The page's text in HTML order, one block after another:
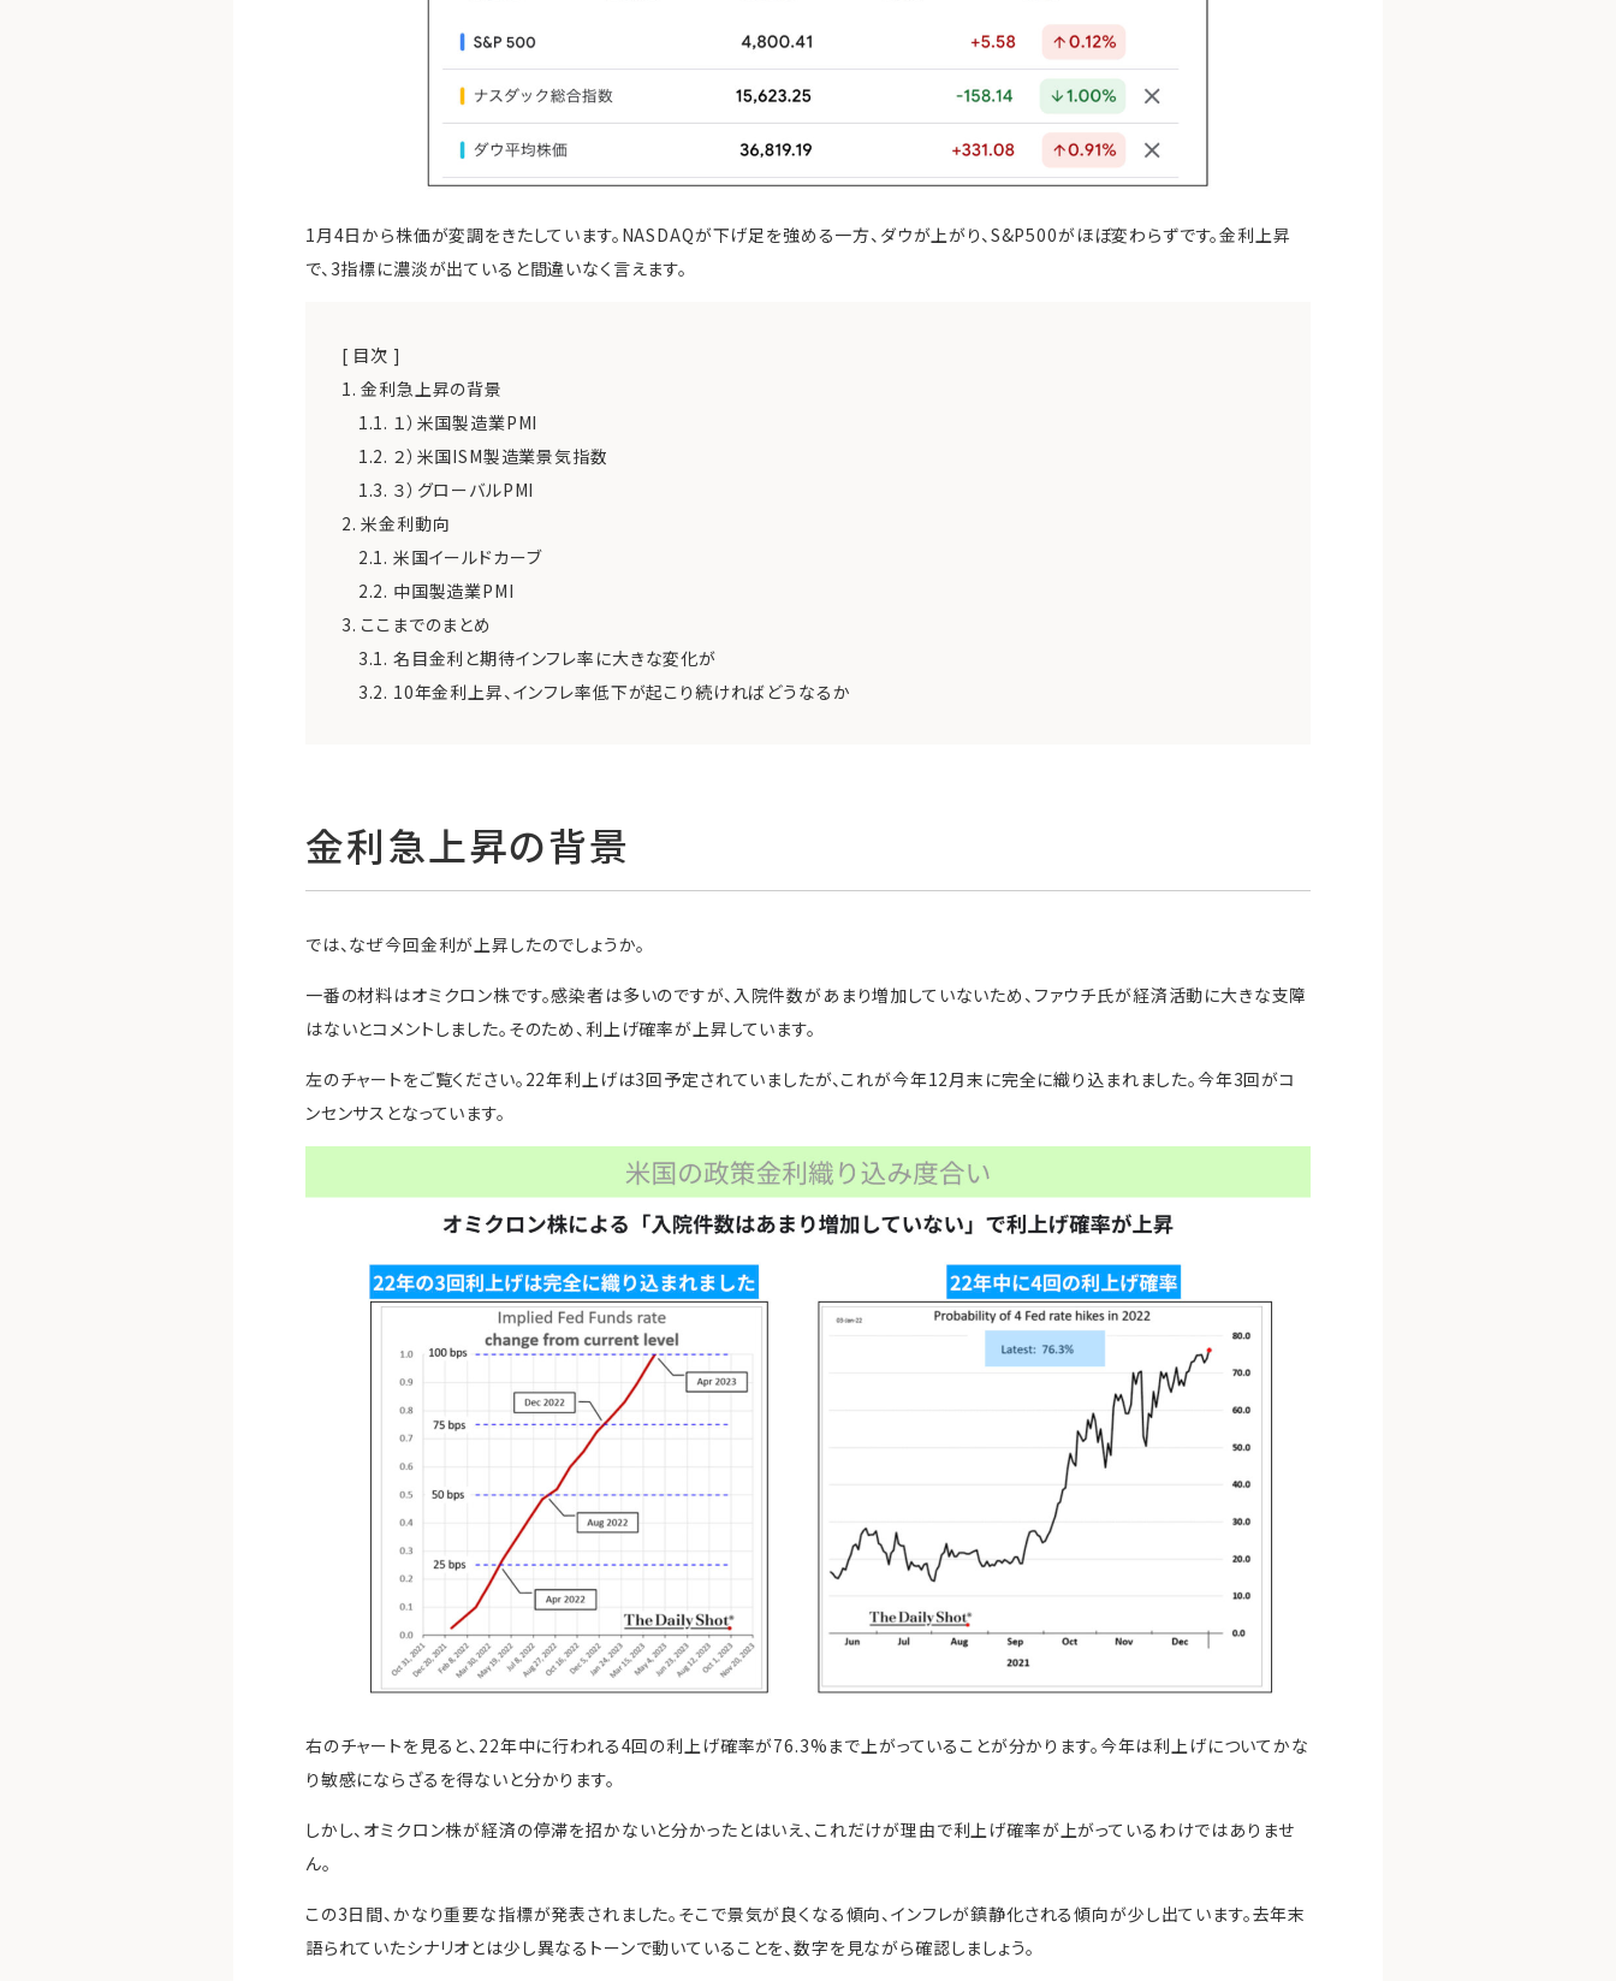
1月4日から株価が変調をきたしています。NASDAQが下げ足を強める一方、ダウが上がり、S&P500がほぼ変わらずです。金利上昇
で、3指標に濃淡が出ていると間違いなく言えます。
[ 目次 ]
1. 金利急上昇の背景
1.1. １）米国製造業PMI
1.2. ２）米国ISM製造業景気指数
1.3. ３）グローバルPMI
2. 米金利動向
2.1. 米国イールドカーブ
2.2. 中国製造業PMI
3. ここまでのまとめ
3.1. 名目金利と期待インフレ率に大きな変化が
3.2. 10年金利上昇、インフレ率低下が起こり続ければどうなるか
金利急上昇の背景
では、なぜ今回金利が上昇したのでしょうか。
一番の材料はオミクロン株です。感染者は多いのですが、入院件数があまり増加していないため、ファウチ氏が経済活動に大きな支障
はないとコメントしました。そのため、利上げ確率が上昇しています。
左のチャートをご覧ください。22年利上げは3回予定されていましたが、これが今年12月末に完全に織り込まれました。今年3回がコ
ンセンサスとなっています。
右のチャートを見ると、22年中に行われる4回の利上げ確率が76.3%まで上がっていることが分かります。今年は利上げについてかな
り敏感にならざるを得ないと分かります。
しかし、オミクロン株が経済の停滞を招かないと分かったとはいえ、これだけが理由で利上げ確率が上がっているわけではありませ
ん。
この3日間、かなり重要な指標が発表されました。そこで景気が良くなる傾向、インフレが鎮静化される傾向が少し出ています。去年末
語られていたシナリオとは少し異なるトーンで動いていることを、数字を見ながら確認しましょう。